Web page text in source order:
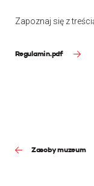
Zapoznaj się z
Regulamin.pdf
Zasoby muzeum